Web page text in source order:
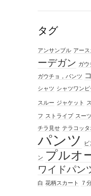
タグ
アンサンブル アー
ーデガン ガウ
ガウチョ，パンツ
シャツ シャツワンピ
スルー ジャケット
フ ストライプ スーツ
チラ見せ テラコッタ
パンツ ビ
ン プルオ
ワイドパン
白 花柄スカート ７